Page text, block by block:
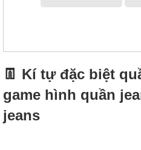
👖 Kí tự đặc biệt
game hình quần
jeans